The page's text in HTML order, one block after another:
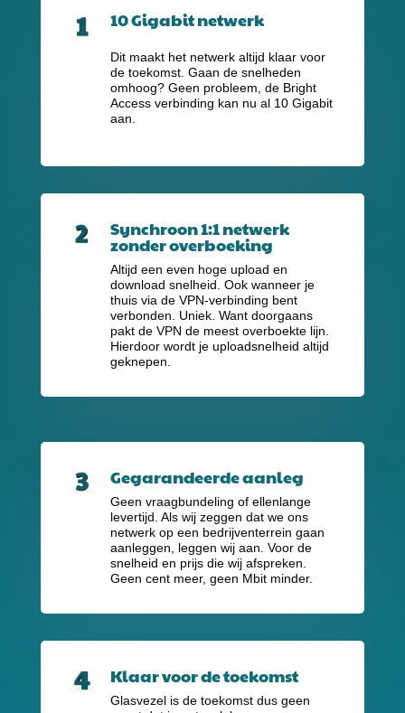
10 Gigabit netwerk
Dit maakt het netwerk altijd klaar voor
de toekomst. Gaan de snelheden
omhoog? Geen probleem, de Bright
Access verbinding kan nu al 10 Gigabit
aan.
Synchroon 1:1 netwerk
zonder overboeking
Altijd een even hoge upload en
download snelheid. Ook wanneer je
thuis via de VPN-verbinding bent
verbonden. Uniek. Want doorgaans
pakt de VPN de meest overboekte lijn.
Hierdoor wordt je uploadsnelheid altijd
geknepen.
Gegarandeerde aanleg
Geen vraagbundeling of ellenlange
levertijd. Als wij zeggen dat we ons
netwerk op een bedrijventerrein gaan
aanleggen, leggen wij aan. Voor de
snelheid en prijs die wij afspreken.
Geen cent meer, geen Mbit minder.
Klaar voor de toekomst
Glasvezel is de toekomst dus geen